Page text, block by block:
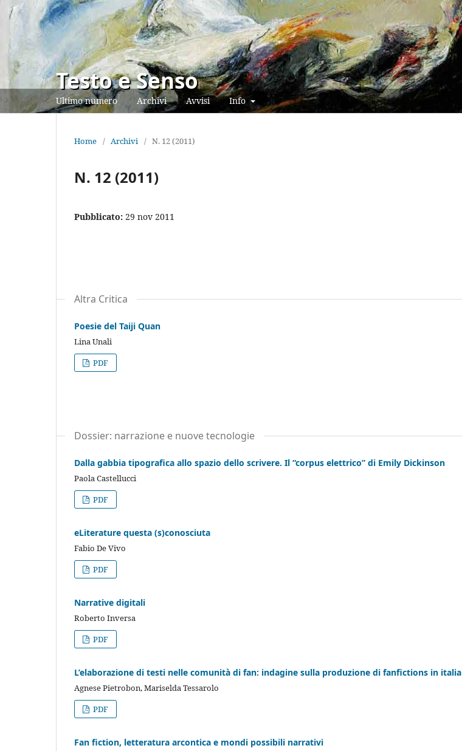
Testo e Senso
Ultimo numero Archivi Avvisi Info
Home / Archivi / N. 12 (2011)
N. 12 (2011)
Pubblicato: 29 nov 2011
Altra Critica
Poesie del Taiji Quan
Lina Unali
PDF
Dossier: narrazione e nuove tecnologie
Dalla gabbia tipografica allo spazio dello scrivere. Il “corpus elettrico” di Emily Dickinson
Paola Castellucci
PDF
eLiterature questa (s)conosciuta
Fabio De Vivo
PDF
Narrative digitali
Roberto Inversa
PDF
L’elaborazione di testi nelle comunità di fan: indagine sulla produzione di fanfictions in italia
Agnese Pietrobon, Mariselda Tessarolo
PDF
Fan fiction, letteratura arcontica e mondi possibili narrativi